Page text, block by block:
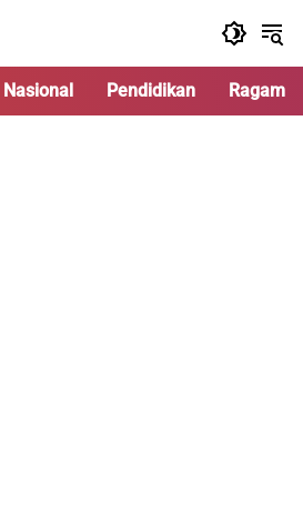
Nasional Pendidikan Ragam